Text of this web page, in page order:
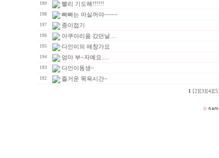
199 빨리 기도해!!!!!!
198 빠빠는 아실꺼야~~~~
197 종이접기
196 아쿠아리움 갔던날....
195 다인이의 애창가요
194 엄마 부~자예요.....
193 다인이동생~
192 즐거운 목욕시간~
1 [2] [3] [4]